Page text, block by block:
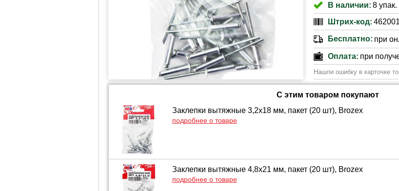
В наличии: 8 упак.
Штрих-код:
Бесплатно: при
Оплата: при
Нашли ошибку в карточке
С этим товаром покупают
Заклепки вытяжные 3,2х18 мм, пакет (20 шт), Brozex
подробнее о товаре
Заклепки вытяжные 4,8х21 мм, пакет (20 шт), Brozex
подробнее о товаре